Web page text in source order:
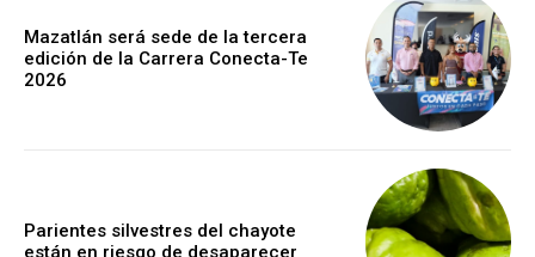
Mazatlán será sede de la tercera
edición de la Carrera Conecta-Te
2026
Parientes silvestres del chayote
están en riesgo de desaparecer